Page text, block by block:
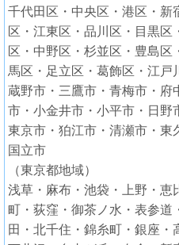
千代田区・中央区・港区・新
区・江東区・品川区・目黒区
区・中野区・杉並区・豊島
馬区・足立区・葛飾区・江
蔵野市・三鷹市・青梅市・府
市・小金井市・小平市・日野
東京市・狛江市・清瀬市・東
国立市
（東京都地域）
浅草・麻布・池袋・上野・恵
町・荻窪・御茶ノ水・表参道
田・北千住・錦糸町・銀座・